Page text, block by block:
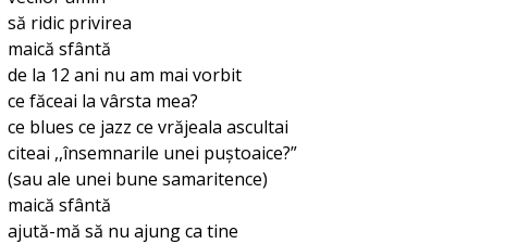
să ridic privirea
maică sfântă
de la 12 ani nu am mai vorbit
ce făceai la vârsta mea?
ce blues ce jazz ce vrăjeala ascultai
citeai ,,însemnarile unei puștoaice?”
(sau ale unei bune samaritence)
maică sfântă
ajută-mă să nu ajung ca tine